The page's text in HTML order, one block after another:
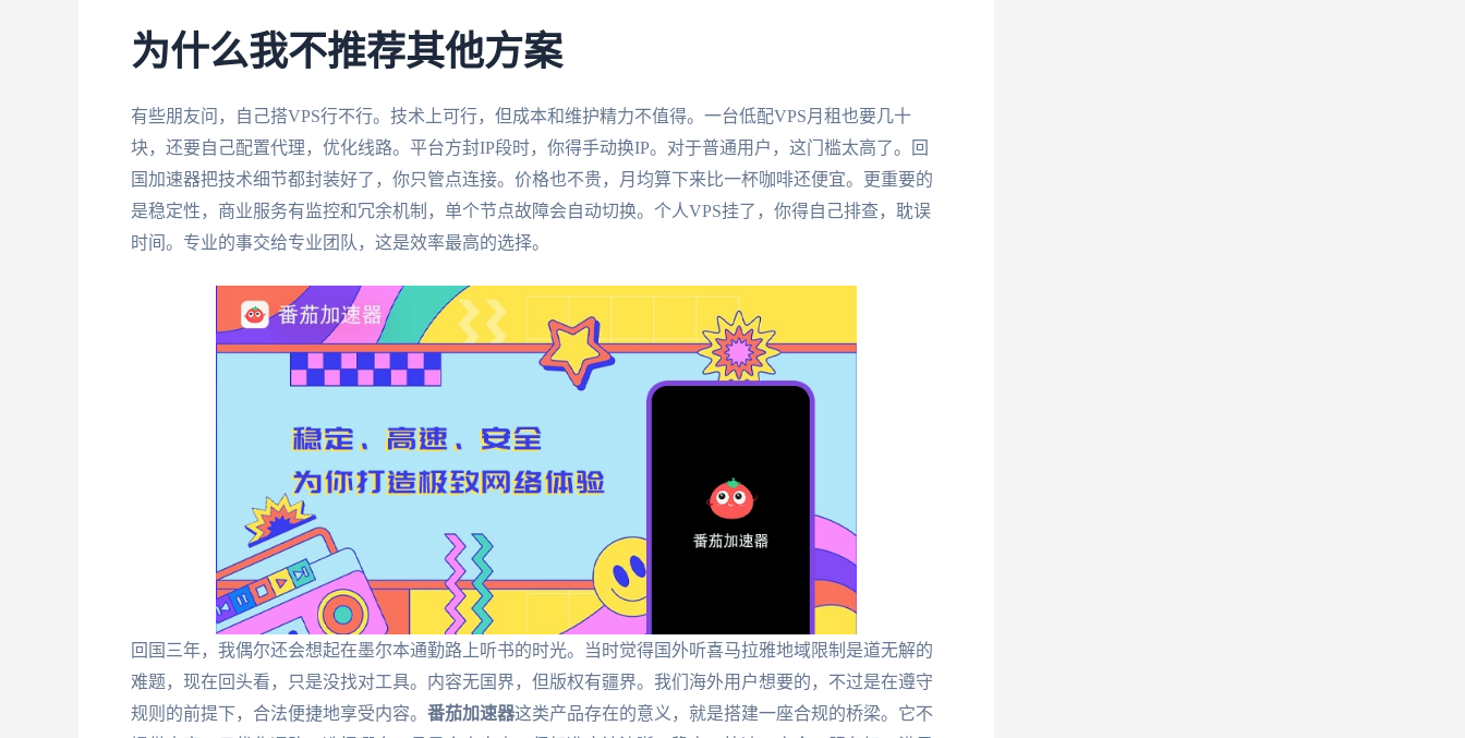
为什么我不推荐其他方案
有些朋友问，自己搭VPS行不行。技术上可行，但成本和维护精力不值得。一台低配VPS月租也要几十
块，还要自己配置代理，优化线路。平台方封IP段时，你得手动换IP。对于普通用户，这门槛太高了。回
国加速器把技术细节都封装好了，你只管点连接。价格也不贵，月均算下来比一杯咖啡还便宜。更重要的
是稳定性，商业服务有监控和冗余机制，单个节点故障会自动切换。个人VPS挂了，你得自己排查，耽误
时间。专业的事交给专业团队，这是效率最高的选择。
回国三年，我偶尔还会想起在墨尔本通勤路上听书的时光。当时觉得国外听喜马拉雅地域限制是道无解的
难题，现在回头看，只是没找对工具。内容无国界，但版权有疆界。我们海外用户想要的，不过是在遵守
规则的前提下，合法便捷地享受内容。 番茄加速器这类产品存在的意义，就是搭建一座合规的桥梁。它不